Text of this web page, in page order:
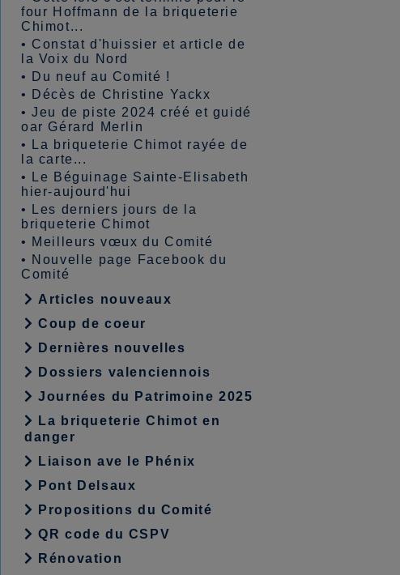
four Hoffmann de la briqueterie
Chimot...
• Constat d'huissier et article de
la Voix du Nord
•
Du neuf au Comité !
•
Décès de Christine Yackx
•Jeu de piste 2024 créé et guidé
oar Gérard Merlin
•
La briqueterie Chimot rayée de
la carte...
•
Le Béguinage Sainte-Elisabeth
hier-aujourd'hui
•
Les derniers jours de la
briqueterie Chimot
• Meilleurs vœux du Comité
• Nouvelle page Facebook du
Comité
Articles nouveaux
Coup de coeur
Dernières nouvelles
Dossiers valenciennois
Journées du Patrimoine 2025
La briqueterie Chimot en
danger
Liaison ave le Phénix
Pont Delsaux
Propositions du Comité
QR code du CSPV
Rénovation